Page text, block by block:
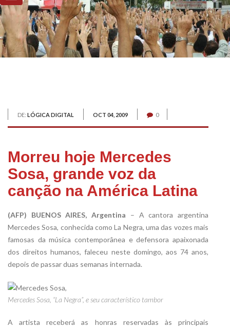
DE: LÓGICA DIGITAL OCT 04, 2009 0
Morreu hoje Mercedes
Sosa, grande voz da
canção na América Latina
(AFP) BUENOS AIRES, Argentina – A cantora argentina
Mercedes Sosa, conhecida como La Negra, uma das vozes mais
famosas da música contemporânea e defensora apaixonada
dos direitos humanos, faleceu neste domingo, aos 74 anos,
depois de passar duas semanas internada.
Mercedes Sosa, “La Negra”, e seu característico tambor
A artista receberá as honras reservadas às principais